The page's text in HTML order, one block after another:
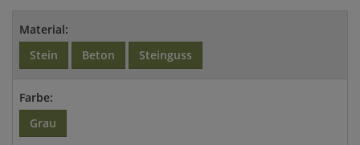
Material:
Stein
Beton Steinguss
Farbe:
Grau